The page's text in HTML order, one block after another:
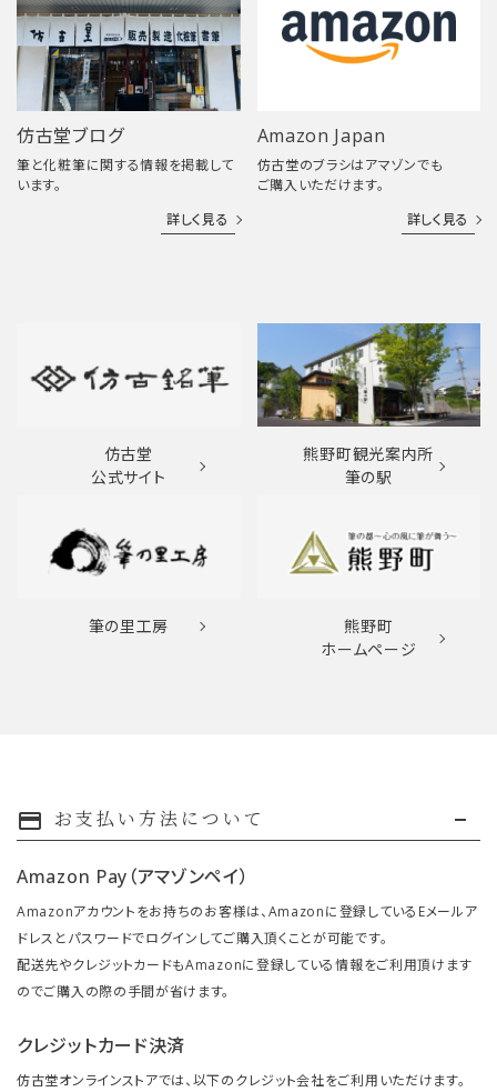
仿古堂ブログ
筆と化粧筆に関する情報を掲載して
います。
詳しく見る
Amazon Japan
仿古堂のブラシはアマゾンでも
ご購入いただけます。
詳しく見る
仿古堂
公式サイト
熊野町観光案内所
筆の駅
筆の里工房
熊野町
ホームページ
payment お支払い方法について
Amazon Pay（アマゾンペイ）
Amazonアカウントをお持ちのお客様は、Amazonに登録しているEメールア
ドレスとパスワードでログインしてご購入頂くことが可能です。
配送先やクレジットカードもAmazonに登録している情報をご利用頂けます
のでご購入の際の手間が省けます。
クレジットカード決済
仿古堂オンラインストアでは、以下のクレジット会社をご利用いただけます。